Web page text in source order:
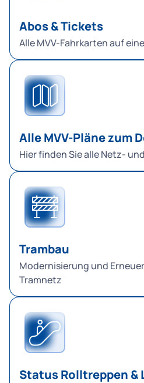
Abos & Tickets
Alle MVV-Fahrkarten auf
Alle MVV-Pläne zum
Hier finden Sie alle Netz-
Trambau
Modernisierung und
Tramnetz
Status Rolltreppen &